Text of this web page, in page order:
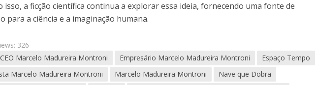
isso, a ficção científica continua a explorar essa ideia, fornecendo uma fonte de
para a ciência e a imaginação humana.
326
CEO Marcelo Madureira Montroni Empresário Marcelo Madureira Montroni
Espaço Tempo
Marcelo Madureira Montroni
Marcelo Madureira Montroni
Nave que Dobra